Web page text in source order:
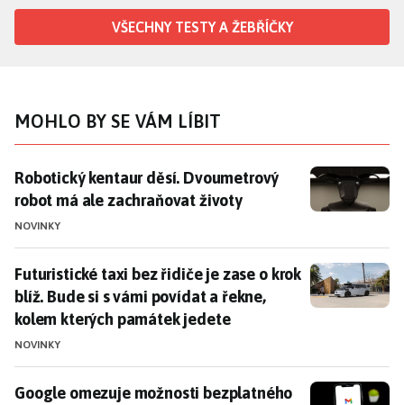
VŠECHNY TESTY A ŽEBŘÍČKY
MOHLO BY SE VÁM LÍBIT
Robotický kentaur děsí. Dvoumetrový robot má ale
Robotický kentaur děsí. Dvoumetrový
robot má ale zachraňovat životy
NOVINKY
Futuristické taxi bez řidiče je zase o krok blíž. Bude
Futuristické taxi bez řidiče je zase o krok
blíž. Bude si s vámi povídat a řekne,
kolem kterých památek jedete
NOVINKY
Google omezuje možnosti bezplatného Gmailu,
Google omezuje možnosti bezplatného